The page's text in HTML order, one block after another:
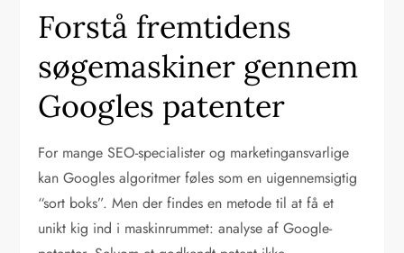
Forstå fremtidens
søgemaskiner gennem
Googles patenter
For mange SEO-specialister og marketingansvarlige
kan Googles algoritmer føles som en uigennemsigtig
“sort boks”. Men der findes en metode til at få et
unikt kig ind i maskinrummet: analyse af Google-